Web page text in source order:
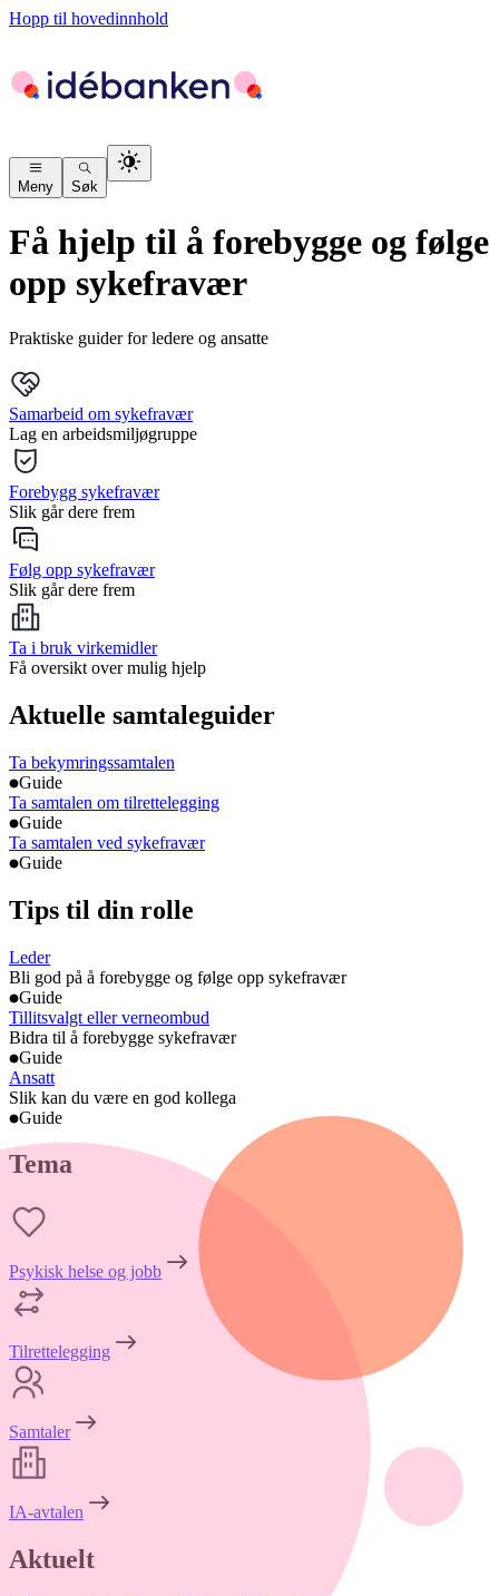
Hopp til hovedinnhold
Meny Søk
Få hjelp til å forebygge og følge
opp sykefravær
Praktiske guider for ledere og ansatte
Samarbeid om sykefravær
Lag en arbeidsmiljøgruppe
Forebygg sykefravær
Slik går dere frem
Følg opp sykefravær
Slik går dere frem
Ta i bruk virkemidler
Få oversikt over mulig hjelp
Aktuelle samtaleguider
Ta bekymringssamtalen
Guide
Ta samtalen om tilrettelegging
Guide
Ta samtalen ved sykefravær
Guide
Tips til din rolle
Leder
Bli god på å forebygge og følge opp sykefravær
Guide
Tillitsvalgt eller verneombud
Bidra til å forebygge sykefravær
Guide
Ansatt
Slik kan du være en god kollega
Guide
Tema
Psykisk helse og jobb
Tilrettelegging
Samtaler
IA-avtalen
Aktuelt